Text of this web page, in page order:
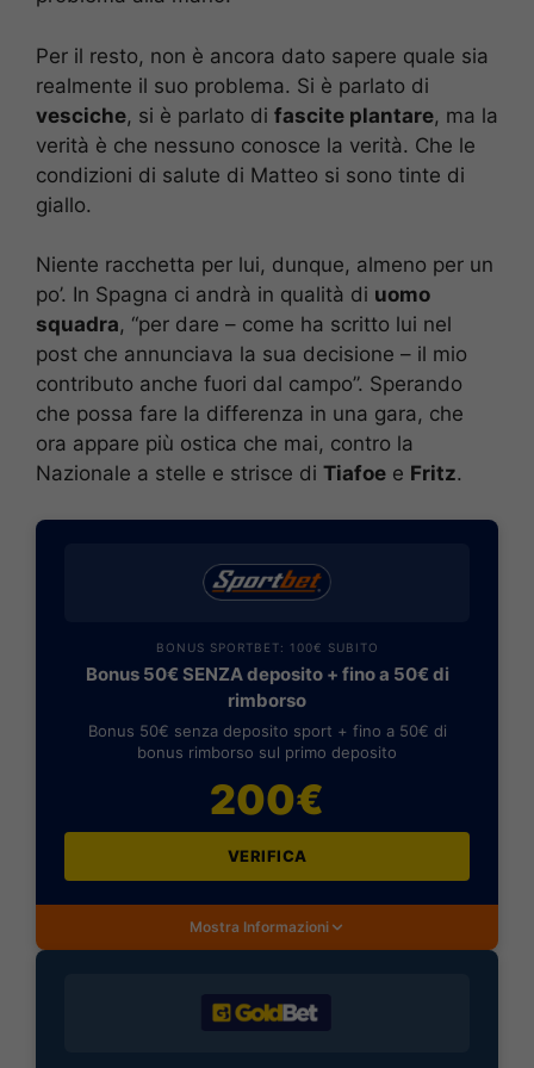
Per il resto, non è ancora dato sapere quale sia
realmente il suo problema. Si è parlato di
vesciche, si è parlato di fascite plantare, ma la
verità è che nessuno conosce la verità. Che le
condizioni di salute di Matteo si sono tinte di
giallo.
Niente racchetta per lui, dunque, almeno per un
po’. In Spagna ci andrà in qualità di uomo
squadra, “per dare – come ha scritto lui nel
post che annunciava la sua decisione – il mio
contributo anche fuori dal campo”. Sperando
che possa fare la differenza in una gara, che
ora appare più ostica che mai, contro la
Nazionale a stelle e strisce di Tiafoe e Fritz.
BONUS SPORTBET: 100€ SUBITO
Bonus 50€ SENZA deposito + fino a 50€ di
rimborso
Bonus 50€ senza deposito sport + fino a 50€ di
bonus rimborso sul primo deposito
200€
VERIFICA
Mostra Informazioni